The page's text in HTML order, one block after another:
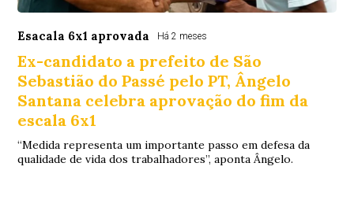
Esacala 6x1 aprovada Há 2 meses
Ex-candidato a prefeito de São
Sebastião do Passé pelo PT, Ângelo
Santana celebra aprovação do fim da
escala 6x1
“Medida representa um importante passo em defesa da
qualidade de vida dos trabalhadores”, aponta Ângelo.